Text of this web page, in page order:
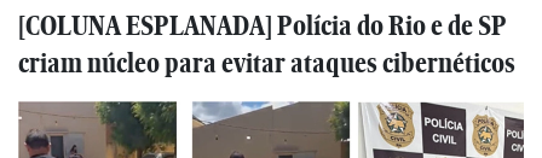
[COLUNA ESPLANADA] Polícia do Rio e de SP
criam núcleo para evitar ataques cibernéticos